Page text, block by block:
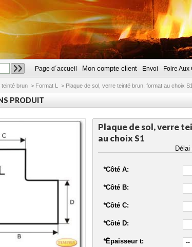
CHERCHER
Page d´accueil Mon compte client Envoi Foire Aux
teinté brun > Format L > Plaque de sol, verre teinté brun, format au choix S1
PRODUIT
Plaque de sol, verre
au choix S1
*Côté A:
*Côté B:
*Côté C:
*Côté D:
*Épaisseur t: